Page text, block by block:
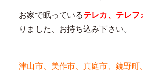
お家で眠っているテレカ、テレフ
りました、お持ち込み下さい。
津山市、美作市、真庭市、鏡野